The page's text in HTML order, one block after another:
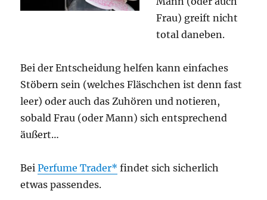
Frau) greift nicht
total daneben.
Bei der Ent­schei­dung hel­fen kann ein­fa­ches
Stö­bern sein (wel­ches Fläsch­chen ist denn fast
leer) oder auch das Zuhö­ren und notie­ren,
sobald Frau (oder Mann) sich ent­spre­chend
äußert…
BeiPer­fu­me Trader
fin­det sich sicher­lich
etwas passendes.